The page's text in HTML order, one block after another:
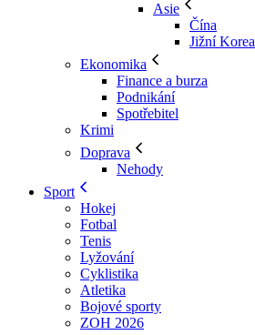
Asie
Čína
Jižní Korea
Ekonomika
Finance a burza
Podnikání
Spotřebitel
Krimi
Doprava
Nehody
Sport
Hokej
Fotbal
Tenis
Lyžování
Cyklistika
Atletika
Bojové sporty
ZOH 2026